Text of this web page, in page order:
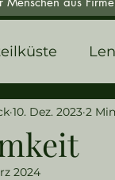
10. Dez. 2023 2
2024